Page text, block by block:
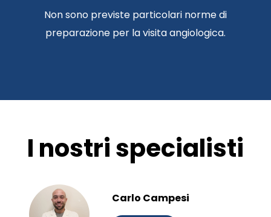
Non sono previste particolari norme di
preparazione per la visita angiologica.
I nostri specialisti
Carlo Campesi